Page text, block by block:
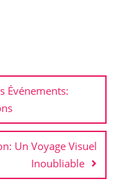
Événements:
Un Voyage Visuel
Inoubliable